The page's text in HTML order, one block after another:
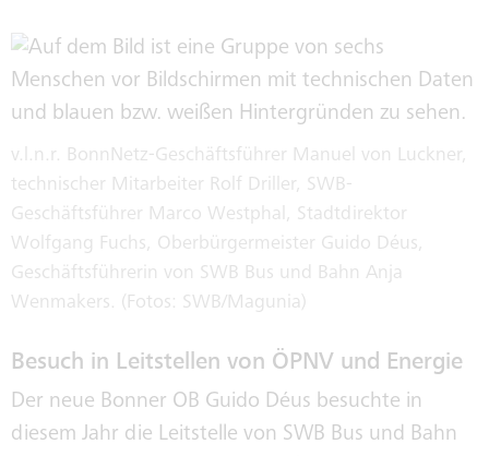
LIEFERKETTEN
KLIMAWERKE
KLIMABUS
KONZERNGESELLSCHAFTEN
v.l.n.r. BonnNetz-Geschäftsführer Manuel von Luckner,
technischer Mitarbeiter Rolf Driller, SWB-
Geschäftsführer Marco Westphal, Stadtdirektor
Wolfgang Fuchs, Oberbürgermeister Guido Déus,
Geschäftsführerin von SWB Bus und Bahn Anja
Wenmakers. (Fotos: SWB/Magunia)
Besuch in Leitstellen von ÖPNV und Energie
Der neue Bonner OB Guido Déus besuchte in
diesem Jahr die Leitstelle von SWB Bus und Bahn